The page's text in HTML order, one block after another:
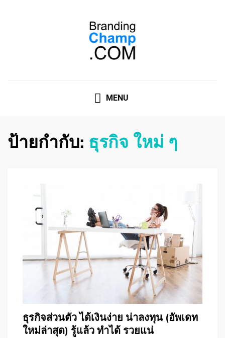
MENU
ป้ายกำกับ: ธุรกิจ ใหม่ ๆ
ธุรกิจส่วนตัว ได้เงินง่าย น่าลงทุน (อัพเดท
ใหม่ล่าสุด) รู้แล้ว ทำได้ รวยแน่